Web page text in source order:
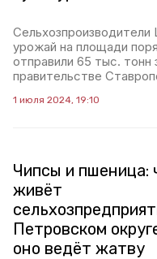
Сельхозпроизводители
урожай на площади
отправили 65 тыс.
правительстве
1 июля 2024, 19:10
Чипсы и пшеница:
живёт
Петровском
оно ведёт жатву